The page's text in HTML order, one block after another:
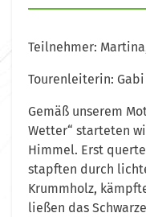
Teilnehmer:
Tourenleiterin: Gabi
Gemäß unserem
Wetter“ starteten
Himmel. Erst
stapften durch
Krummholz,
ließen das